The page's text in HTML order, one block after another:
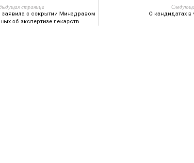
страница
заявила о сокрытии Минздравом
об экспертизе лекарств
О кандидатах в